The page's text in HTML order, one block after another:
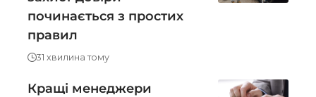
починається з простих
правил
31 хвилина тому
Кращі менеджери